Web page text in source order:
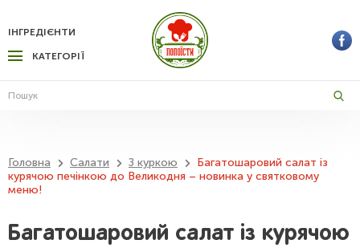
КАТЕГОРІЇ
ІНГРЕДІЄНТИ
Головна Салати З куркою
Багатошаровий салат із
курячою печінкою до Великодня – новинка у святковому
меню!
Багатошаровий салат із курячою